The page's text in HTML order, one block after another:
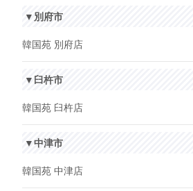
▼別府市
韓国苑 別府店
▼臼杵市
韓国苑 臼杵店
▼中津市
韓国苑 中津店